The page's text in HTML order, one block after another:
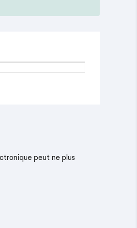
peut ne plus